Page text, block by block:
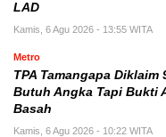
LAD
Kamis, 6 Agu 2026 - 13:55 WITA
Metro
TPA Tamangapa Diklaim
Butuh Angka Tapi Bukti
Basah
Kamis, 6 Agu 2026 - 10:22 WITA